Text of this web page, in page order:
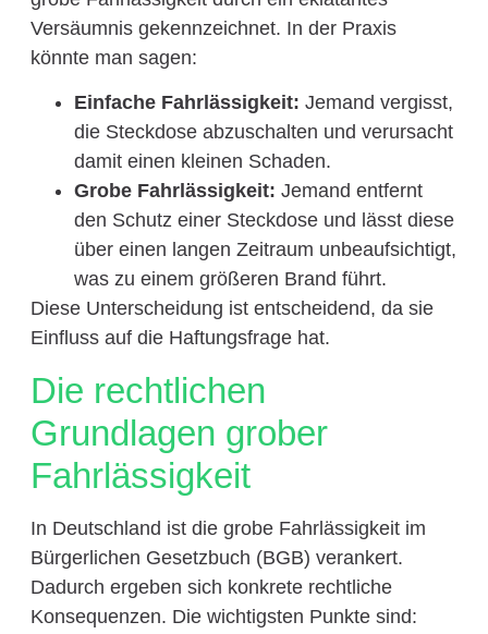
Versäumnis gekennzeichnet. In der Praxis
könnte man sagen:
Einfache Fahrlässigkeit: Jemand vergisst,
die Steckdose abzuschalten und verursacht
damit einen kleinen Schaden.
Grobe Fahrlässigkeit: Jemand entfernt
den Schutz einer Steckdose und lässt diese
über einen langen Zeitraum unbeaufsichtigt,
was zu einem größeren Brand führt.
Diese Unterscheidung ist entscheidend, da sie
Einfluss auf die Haftungsfrage hat.
Die rechtlichen
Grundlagen grober
Fahrlässigkeit
In Deutschland ist die grobe Fahrlässigkeit im
Bürgerlichen Gesetzbuch (BGB) verankert.
Dadurch ergeben sich konkrete rechtliche
Konsequenzen. Die wichtigsten Punkte sind: